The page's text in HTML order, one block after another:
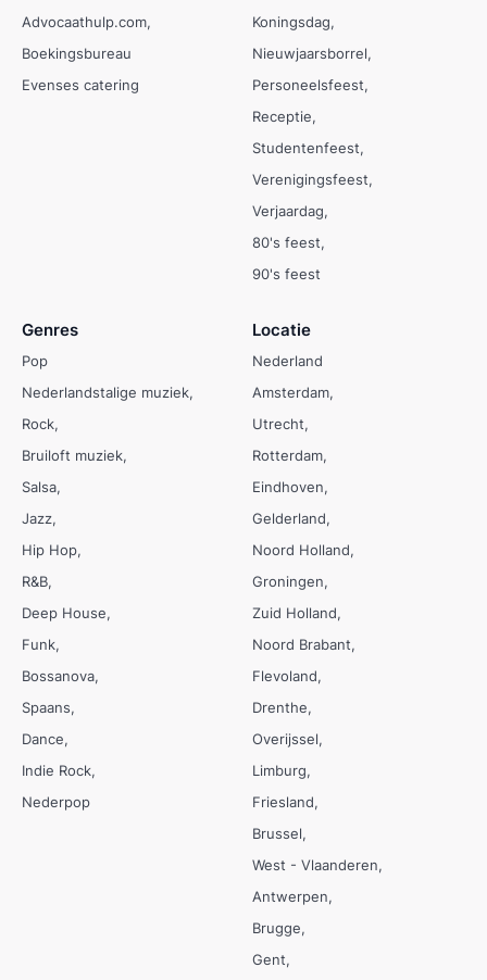
Advocaathulp.com
Boekingsbureau
Evenses catering
Koningsdag
Nieuwjaarsborrel
Personeelsfeest
Receptie
Studentenfeest
Verenigingsfeest
Verjaardag
80's feest
90's feest
Genres
Pop
Nederlandstalige muziek
Rock
Bruiloft muziek
Salsa
Jazz
Hip Hop
R&B
Deep House
Funk
Bossanova
Spaans
Dance
Indie Rock
Nederpop
Locatie
Nederland
Amsterdam
Utrecht
Rotterdam
Eindhoven
Gelderland
Noord Holland
Groningen
Zuid Holland
Noord Brabant
Flevoland
Drenthe
Overijssel
Limburg
Friesland
Brussel
West - Vlaanderen
Antwerpen
Brugge
Gent